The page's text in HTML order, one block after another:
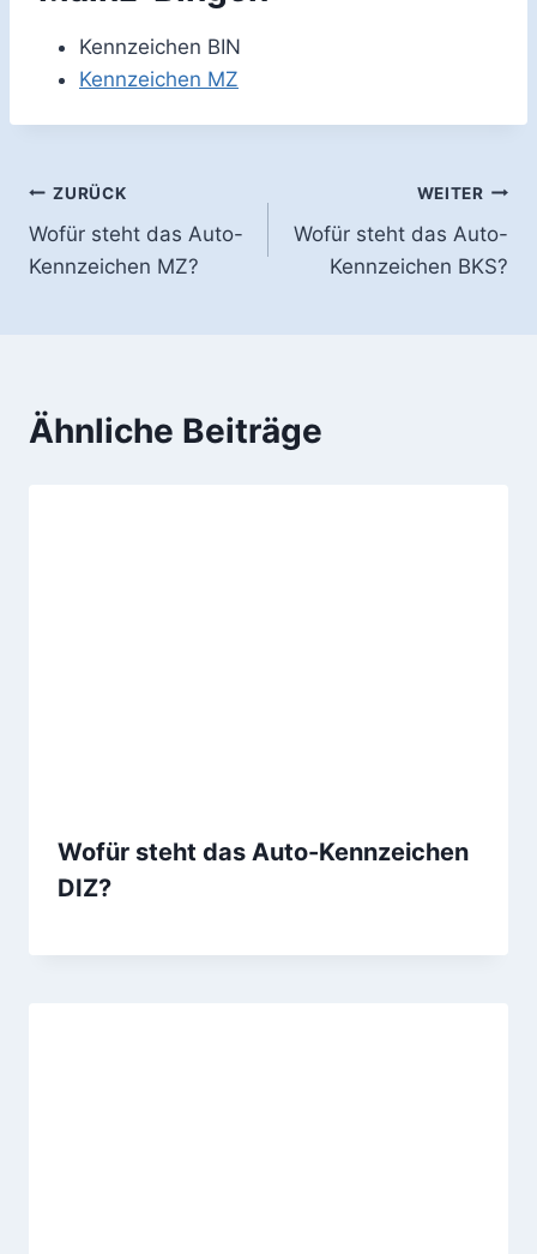
Kennzeichen BIN
Kennzeichen MZ
Beitragsnavigation
ZURÜCK
Wofür steht das Auto-
Kennzeichen MZ?
WEITER
Wofür steht das Auto-
Kennzeichen BKS?
Ähnliche Beiträge
Wofür steht das Auto-Kennzeichen
DIZ?